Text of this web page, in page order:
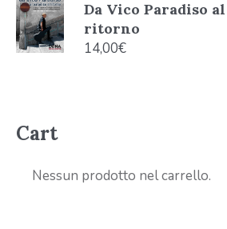
Da Vico Paradiso
ritorno
14,00€
Cart
Nessun prodotto nel carrello.